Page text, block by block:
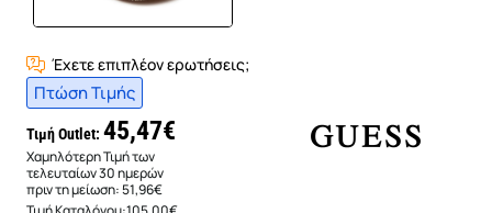
Έχετε επιπλέον ερωτήσεις;
Πτώση Τιμής
Τιμή Outlet: 45,47€
Χαμηλότερη Τιμή των
τελευταίων 30 ημερών
πριν τη μείωση:51,96€